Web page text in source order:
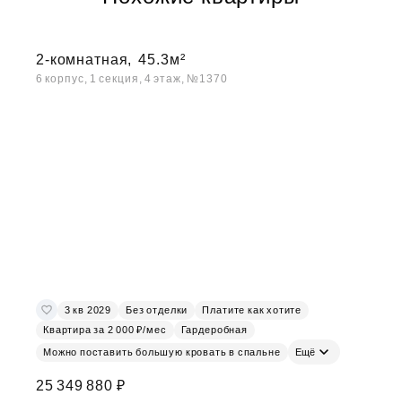
2-комнатная, 45.3м²
6 корпус, 1 секция, 4 этаж, №1370
3 кв 2029 Без отделки
Платите как хотите
Квартира за 2 000 ₽/мес
Гардеробная
Можно поставить большую кровать в спальне Ещё
25 349 880 ₽